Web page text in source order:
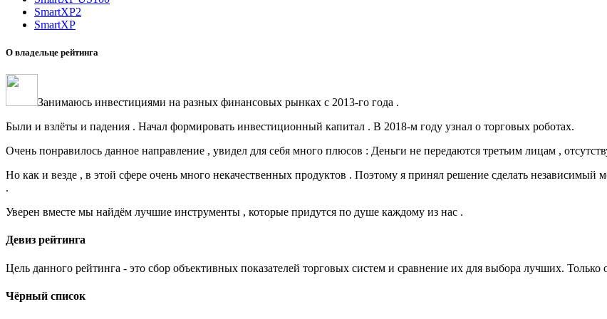
SmartXP2
SmartXP
О владельце рейтинга
Занимаюсь инвестициями на разных финансовых рынках с 2013-го года .
Были и взлёты и падения . Начал формировать инвестиционный капитал . В 2018-м году узнал о торговых роботах.
Очень понравилось данное направление , увидел для себя много плюсов : Деньги не передаются третьим лицам ,
Но как и везде , в этой сфере очень много некачественных продуктов . Поэтому я принял решение сделать независимый
.
Уверен вместе мы найдём лучшие инструменты , которые придутся по душе каждому из нас .
Девиз рейтинга
Цель данного рейтинга - это сбор объективных показателей торговых систем и сравнение их для выбора лучших.
Чёрный список